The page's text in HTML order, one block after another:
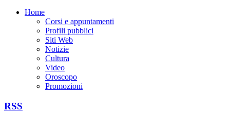
Home
Corsi e appuntamenti
Profili pubblici
Siti Web
Notizie
Cultura
Video
Oroscopo
Promozioni
RSS